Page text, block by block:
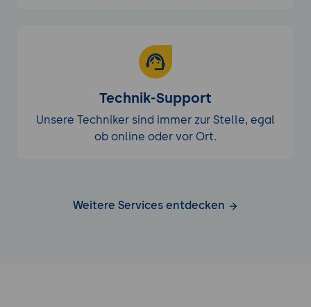
Technik-Support
Unsere Techniker sind immer zur Stelle, egal
ob online oder vor Ort.
Weitere Services entdecken